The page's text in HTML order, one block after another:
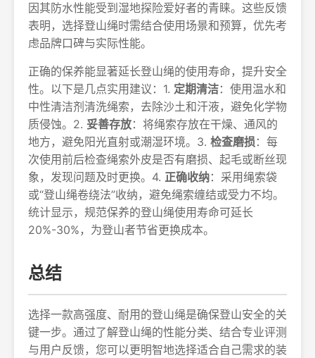
因其防水性能受到湿地探险爱好者的青睐。这些反馈
表明，选择登山绳时需结合使用场景和预算，优先考
虑品牌口碑与实际性能。
正确的保养能显著延长登山绳的使用寿命，提升安全
性。以下是几点实用建议：1. 定期清洁：使用温水和
中性清洁剂清洗绳索，去除沙土和汗液，避免化学物
质侵蚀。2. 妥善存放：将绳索存放在干燥、通风的
地方，避免阳光直射或潮湿环境。3. 检查磨损 ：每
次使用前后检查绳索外皮是否有磨损、起毛或断丝现
象，发现问题及时更换。4. 正确收纳：采用绳索袋
或“登山绳卷绕法”收纳，避免绳索缠结或受力不均。
统计显示，规范保养的登山绳使用寿命可延长
20%-30%，为登山者节省更换成本。
总结
选择一款高强度、耐用的登山绳是确保登山安全的关
键一步。通过了解登山绳的性能分类、结合专业评测
与用户反馈，您可以更明智地选择适合自己需求的装